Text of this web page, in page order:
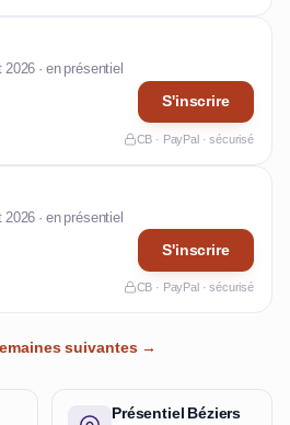
· en présentiel
S'inscrire
CB · PayPal · sécurisé
· en présentiel
S'inscrire
CB · PayPal · sécurisé
suivantes →
Présentiel Béziers